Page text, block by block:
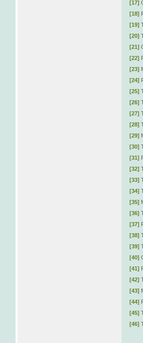
[17]
[18]
[19]
[20]
[21]
[22]
[23]
[24]
[25]
[26]
[27]
[28]
[29]
[30]
[31]
[32]
[33]
[34]
[35]
[36]
[37]
[38]
[39]
[40]
[41]
[42]
[43]
[44]
[45]
[46]